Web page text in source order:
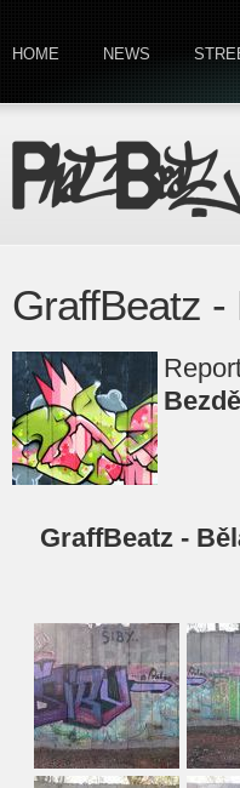
HOME NEWS
GraffBeatz -
GraffBeatz -